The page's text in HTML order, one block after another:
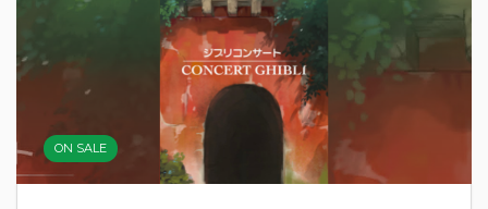
ON SALE